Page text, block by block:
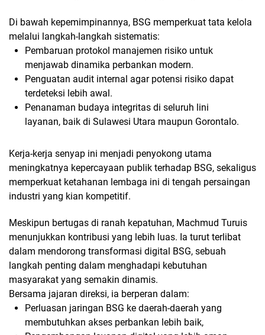
Di bawah kepemimpinannya, BSG memperkuat tata kelola
melalui langkah-langkah sistematis:
Pembaruan protokol manajemen risiko untuk
menjawab dinamika perbankan modern.
Penguatan audit internal agar potensi risiko dapat
terdeteksi lebih awal.
Penanaman budaya integritas di seluruh lini
layanan, baik di Sulawesi Utara maupun Gorontalo.
Kerja-kerja senyap ini menjadi penyokong utama
meningkatnya kepercayaan publik terhadap BSG, sekaligus
memperkuat ketahanan lembaga ini di tengah persaingan
industri yang kian kompetitif.
Meskipun bertugas di ranah kepatuhan, Machmud Turuis
menunjukkan kontribusi yang lebih luas. Ia turut terlibat
dalam mendorong transformasi digital BSG, sebuah
langkah penting dalam menghadapi kebutuhan
masyarakat yang semakin dinamis.
Bersama jajaran direksi, ia berperan dalam:
Perluasan jaringan BSG ke daerah-daerah yang
membutuhkan akses perbankan lebih baik,